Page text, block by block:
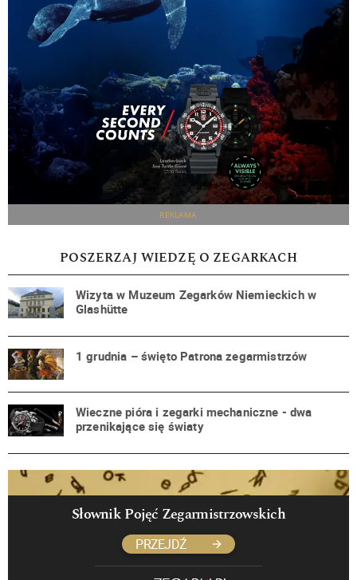
REKLAMA
POSZERZAJ WIEDZĘ O ZEGARKACH
Wizyta w Muzeum Zegarków Niemieckich w
Glashütte
1 grudnia – święto Patrona zegarmistrzów
Wieczne pióra i zegarki mechaniczne - dwa
przenikające się światy
Słownik Pojęć Zegarmistrzowskich
PRZEJDŹ